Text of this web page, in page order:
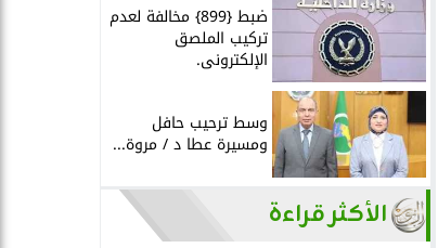
ضبط {899} مخالفة لعدم
تركيب الملصق
الإلكترونى.
وسط ترحيب حافل
ومسيرة عطا د / مروة...
الأكثر قراءة